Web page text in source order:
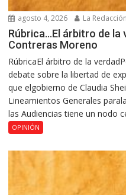
agosto 4, 2026 La Redacción
Rúbrica…El árbitro de la
Contreras Moreno
RúbricaEl árbitro de la
debate sobre la libertad de
que elgobierno de Claudia
Lineamientos Generales
las Audiencias tiene un nodo
OPINIÓN